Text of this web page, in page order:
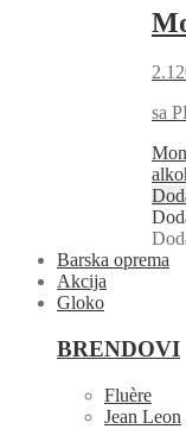
sa
Barska oprema
Akcija
Gloko
BRENDOVI
Fluère
Jean Leon